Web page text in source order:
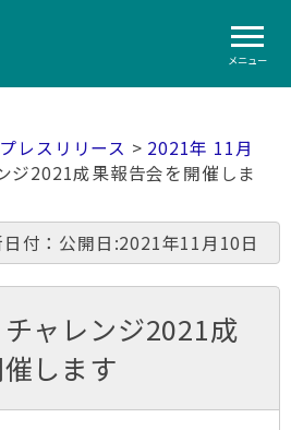
メニュー
プレスリリース > 2021年 11月
ジ2021成果報告会を開催しま
日付：公開日:2021年11月10日
ャレンジ2021成
します